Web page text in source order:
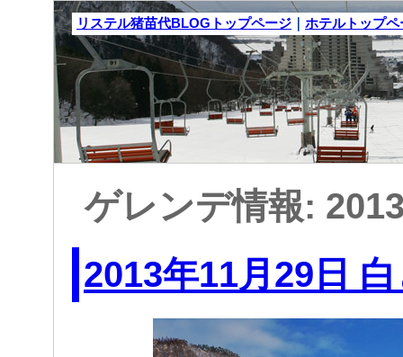
リステル猪苗代BLOGトップページ ｜ ホテルトップペ
ゲレンデ情報:
2013年11月29日